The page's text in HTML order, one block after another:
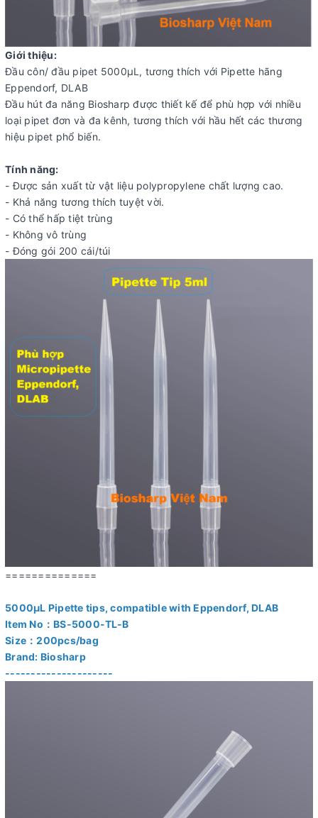
Giới thiệu:
Đầu côn/ đầu pipet 5000μL, tương thích với Pipette hãng
Eppendorf, DLAB
Đầu hút đa năng Biosharp được thiết kế để phù hợp với nhiều
loại pipet đơn và đa kênh, tương thích với hầu hết các thương
hiệu pipet phổ biến.
Tính năng:
- Được sản xuất từ ​​vật liệu polypropylene chất lượng cao.
- Khả năng tương thích tuyệt vời.
- Có thể hấp tiệt trùng
- Không vô trùng
- Đóng gói 200 cái/túi
==============
5000μL Pipette tips, compatible with Eppendorf, DLAB
Item No：BS-5000-TL-B
Size：200pcs/bag
Brand: Biosharp
---------------------